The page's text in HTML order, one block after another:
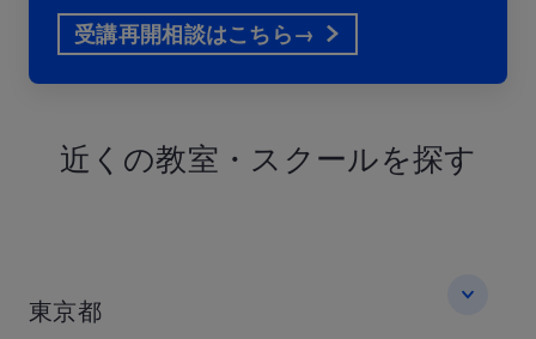
受講再開相談はこちら→
近くの教室・ スクールを探す
東京都